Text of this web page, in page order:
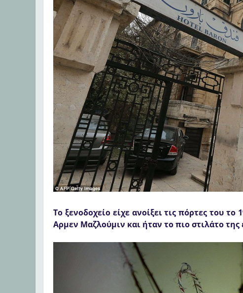
Το ξενοδοχείο είχε ανοίξει τις πόρτες του
Αρμεν Μαζλούμιν και ήταν το πιο στιλάτο